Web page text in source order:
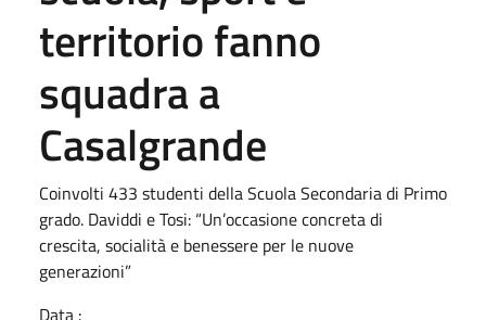
territorio fanno
squadra a
Casalgrande
Coinvolti 433 studenti della Scuola Secondaria di Primo
grado. Daviddi e Tosi: “Un’occasione concreta di
crescita, socialità e benessere per le nuove
generazioni”
Data :